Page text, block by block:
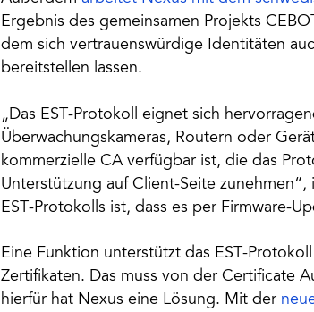
Ergebnis des gemeinsamen Projekts
dem sich vertrauenswürdige Identitäten
bereitstellen lassen.
„Das EST-Protokoll eignet sich
Überwachungskameras, Routern oder
kommerzielle CA verfügbar ist, die das
Unterstützung auf Client-Seite
EST-Protokolls ist, dass es per Firmware-
Eine Funktion unterstützt das EST-
Zertifikaten. Das muss von der Certificate
hierfür hat Nexus eine Lösung. Mit der